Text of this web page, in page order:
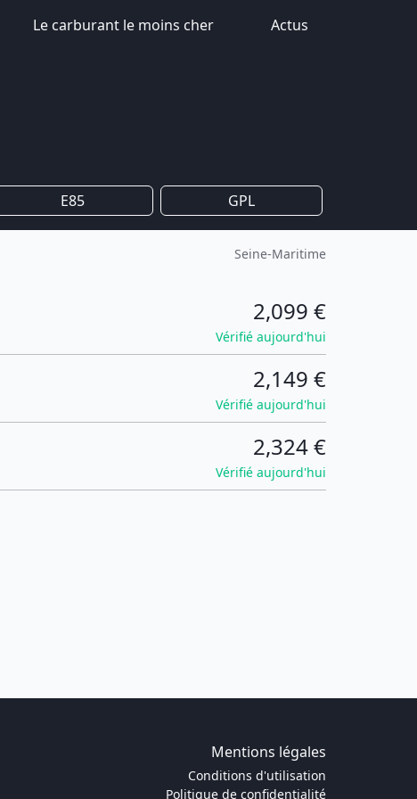
Le carburant le moins cher Actus
E85 GPL
Seine-Maritime
2,099 €
Vérifié aujourd'hui
2,149 €
Vérifié aujourd'hui
2,324 €
Vérifié aujourd'hui
Mentions légales
Conditions d'utilisation
Politique de confidentialité